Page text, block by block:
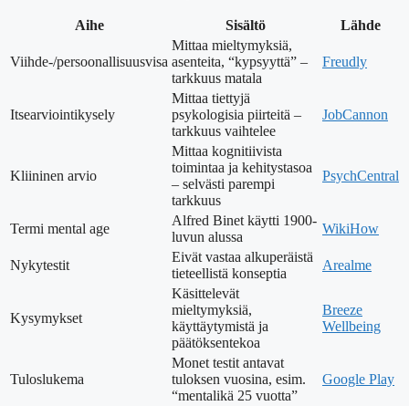
Aihe Sisältö Lähde
Viihde-/persoonallisuusvisa
Mittaa mieltymyksiä,
asenteita, “kypsyyttä” –
tarkkuus matala
Freudly
Itsearviointikysely
Mittaa tiettyjä
psykologisia piirteitä –
tarkkuus vaihtelee
JobCannon
Kliininen arvio
Mittaa kognitiivista
toimintaa ja kehitystasoa
– selvästi parempi
tarkkuus
PsychCentral
Termi mental age
Alfred Binet käytti 1900-
luvun alussa
WikiHow
Nykytestit
Eivät vastaa alkuperäistä
tieteellistä konseptia
Arealme
Kysymykset
Käsittelevät
mieltymyksiä,
käyttäytymistä ja
päätöksentekoa
Breeze
Wellbeing
Tuloslukema
Monet testit antavat
tuloksen vuosina, esim.
“mentalikä 25 vuotta”
Google Play